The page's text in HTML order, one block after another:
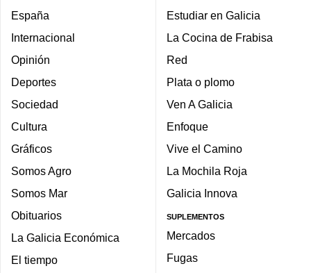
España
Internacional
Opinión
Deportes
Sociedad
Cultura
Gráficos
Somos Agro
Somos Mar
Obituarios
La Galicia Económica
El tiempo
Estudiar en Galicia
La Cocina de Frabisa
Red
Plata o plomo
Ven A Galicia
Enfoque
Vive el Camino
La Mochila Roja
Galicia Innova
SUPLEMENTOS
Mercados
Fugas